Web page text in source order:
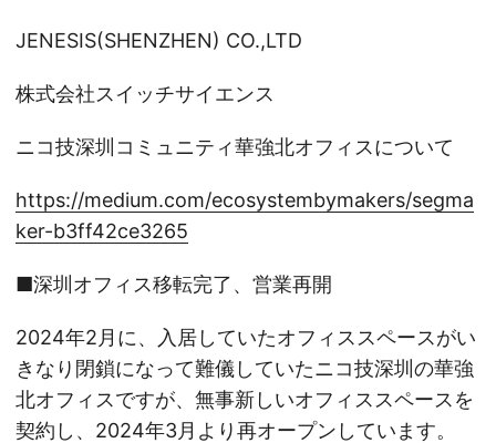
JENESIS(SHENZHEN) CO.,LTD
株式会社スイッチサイエンス
ニコ技深圳コミュニティ華強北オフィスについて
https://medium.com/ecosystembymakers/segma
ker-b3ff42ce3265
■深圳オフィス移転完了、営業再開
2024年2月に、入居していたオフィススペースがい
きなり閉鎖になって難儀していたニコ技深圳の華強
北オフィスですが、無事新しいオフィススペースを
契約し、2024年3月より再オープンしています。